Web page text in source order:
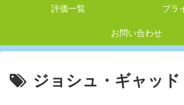
評価一覧 プラ
お問い合わせ
ジョシュ・ギャッド